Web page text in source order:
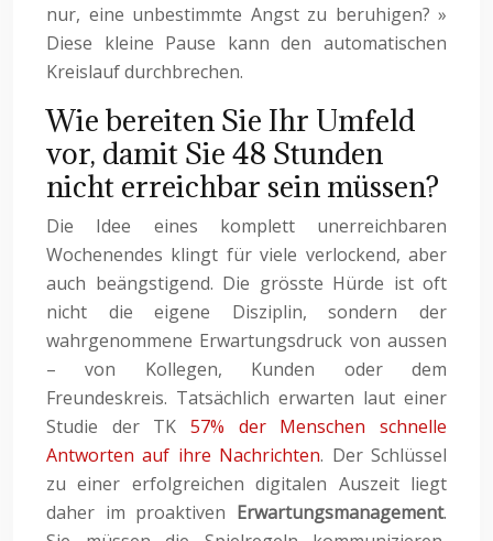
nur, eine unbestimmte Angst zu beruhigen? »
Diese kleine Pause kann den automatischen
Kreislauf durchbrechen.
Wie bereiten Sie Ihr Umfeld
vor, damit Sie 48 Stunden
nicht erreichbar sein müssen?
Die Idee eines komplett unerreichbaren
Wochenendes klingt für viele verlockend, aber
auch beängstigend. Die grösste Hürde ist oft
nicht die eigene Disziplin, sondern der
wahrgenommene Erwartungsdruck von aussen
– von Kollegen, Kunden oder dem
Freundeskreis. Tatsächlich erwarten laut einer
Studie der TK 57% der Menschen schnelle
Antworten auf ihre Nachrichten. Der Schlüssel
zu einer erfolgreichen digitalen Auszeit liegt
daher im proaktiven Erwartungsmanagement.